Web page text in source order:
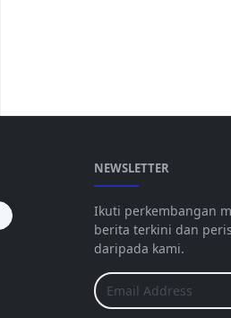
NEWSLETTER
Ikuti perkembangan
berita terkini dan
daripada kami.